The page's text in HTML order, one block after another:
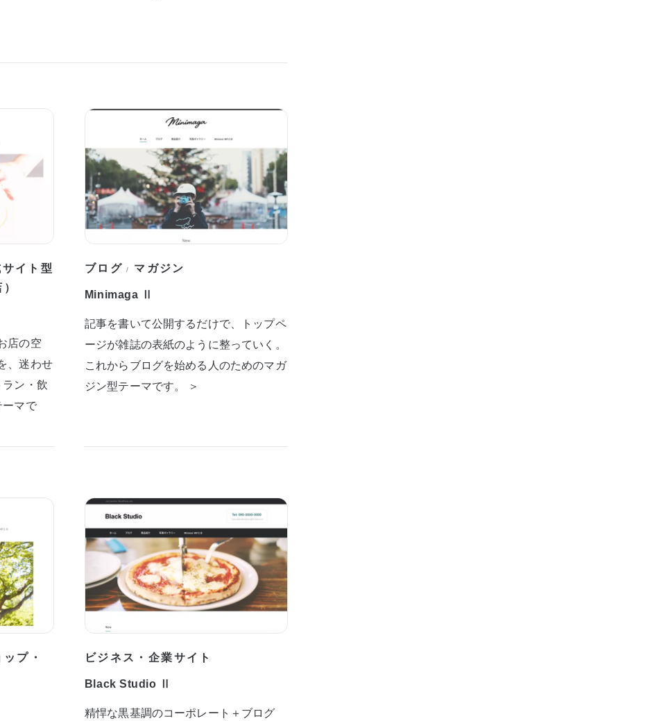
イト型
店の空
、迷わせ
ン・飲
マで
ブログ / マガジン
Minimaga Ⅱ
記事を書いて公開するだけで、トップペ
ージが雑誌の表紙のように整っていく。
これからブログを始める人のためのマガ
ジン型テーマです。 ＞
プ・
ビジネス・企業サイト
Black Studio Ⅱ
精悍な黒基調のコーポレート＋ブログ